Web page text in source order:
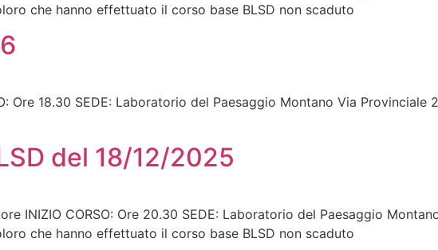
che hanno effettuato il corso base BLSD non scaduto
Ore 18.30 SEDE: Laboratorio del Paesaggio Montano Via Provinciale
del 18/12/2025
INIZIO CORSO: Ore 20.30 SEDE: Laboratorio del Paesaggio
che hanno effettuato il corso base BLSD non scaduto